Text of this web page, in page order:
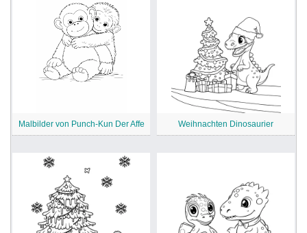
Malbilder von Punch-Kun Der Affe Weihnachten Dinosaurier